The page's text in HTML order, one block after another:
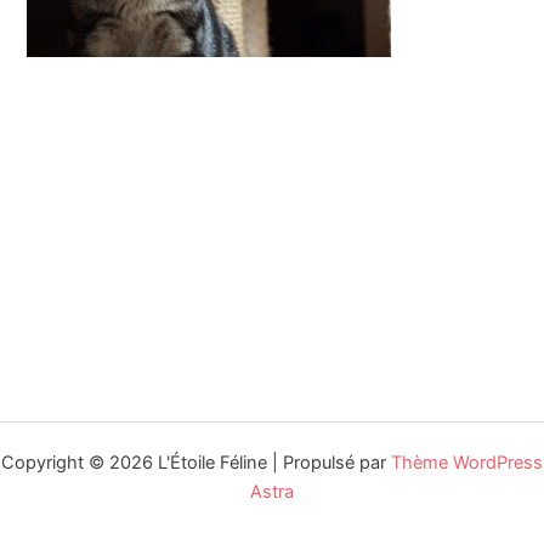
Copyright © 2026 L'Étoile Féline | Propulsé par Thème WordPress
Astra